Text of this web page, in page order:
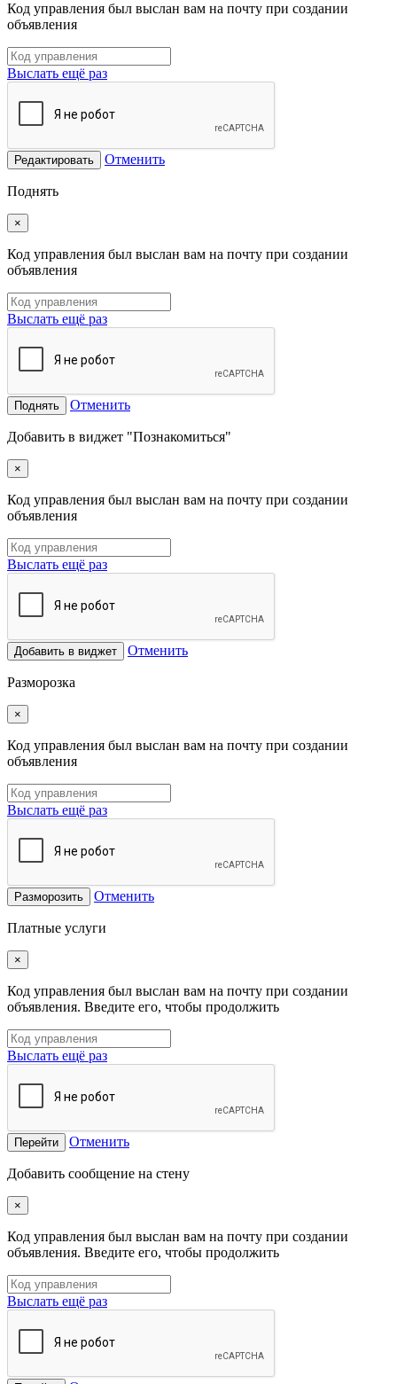
Код управления был выслан вам на почту при создании
объявления
Выслать ещё раз
Редактировать Отменить
Поднять
×
Код управления был выслан вам на почту при создании
объявления
Выслать ещё раз
Поднять Отменить
Добавить в виджет "Познакомиться"
×
Код управления был выслан вам на почту при создании
объявления
Выслать ещё раз
Добавить в виджет Отменить
Разморозка
×
Код управления был выслан вам на почту при создании
объявления
Выслать ещё раз
Разморозить Отменить
Платные услуги
×
Код управления был выслан вам на почту при создании
объявления. Введите его, чтобы продолжить
Выслать ещё раз
Перейти Отменить
Добавить сообщение на стену
×
Код управления был выслан вам на почту при создании
объявления. Введите его, чтобы продолжить
Выслать ещё раз